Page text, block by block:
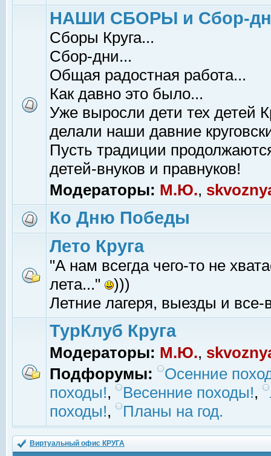
НАШИ СБОРЫ и Сбор-
Сборы Круга...
Сбор-дни...
Общая радостная работа...
Как давно это было...
Уже выросли дети тех детей
делали наши давние
Пусть традиции
детей-внуков и правнуков!
Модераторы: М.Ю.,
Ко Дню Победы
Лето Круга
"А нам всегда чего-то не
лета..."
)))
Летние лагеря, выезды и все-
ТурКлуб Круга
Модераторы: М.Ю.,
Подфорумы:
Осенние
походы!, Весенние походы!,
походы!, Планы на год.
Виртуальный офис КРУГА